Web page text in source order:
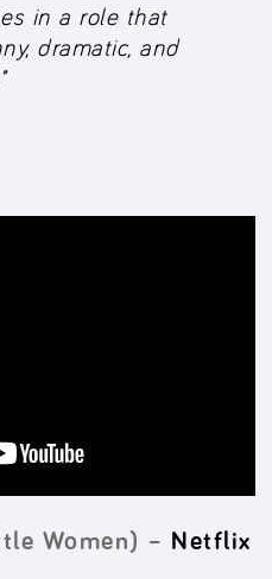
in a role that
dramatic, and
Women) – Netflix